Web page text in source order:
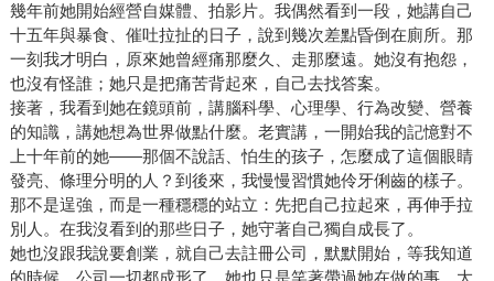
幾年前她開始經營自媒體、拍影片。我偶然看到一段，她講自己
十五年與暴食、催吐拉扯的日子，說到幾次差點昏倒在廁所。那
一刻我才明白，原來她曾經痛那麼久、走那麼遠。她沒有抱怨，
也沒有怪誰；她只是把痛苦背起來，自己去找答案。
接著，我看到她在鏡頭前，講腦科學、心理學、行為改變、營養
的知識，講她想為世界做點什麼。老實講，一開始我的記憶對不
上十年前的她——那個不說話、怕生的孩子，怎麼成了這個眼睛
發亮、條理分明的人？到後來，我慢慢習慣她伶牙俐齒的樣子。
那不是逞強，而是一種穩穩的站立：先把自己拉起來，再伸手拉
別人。在我沒看到的那些日子，她守著自己獨自成長了。
她也沒跟我說要創業，就自己去註冊公司，默默開始，等我知道
的時候，公司一切都成形了，她也只是笑著帶過她在做的事。大